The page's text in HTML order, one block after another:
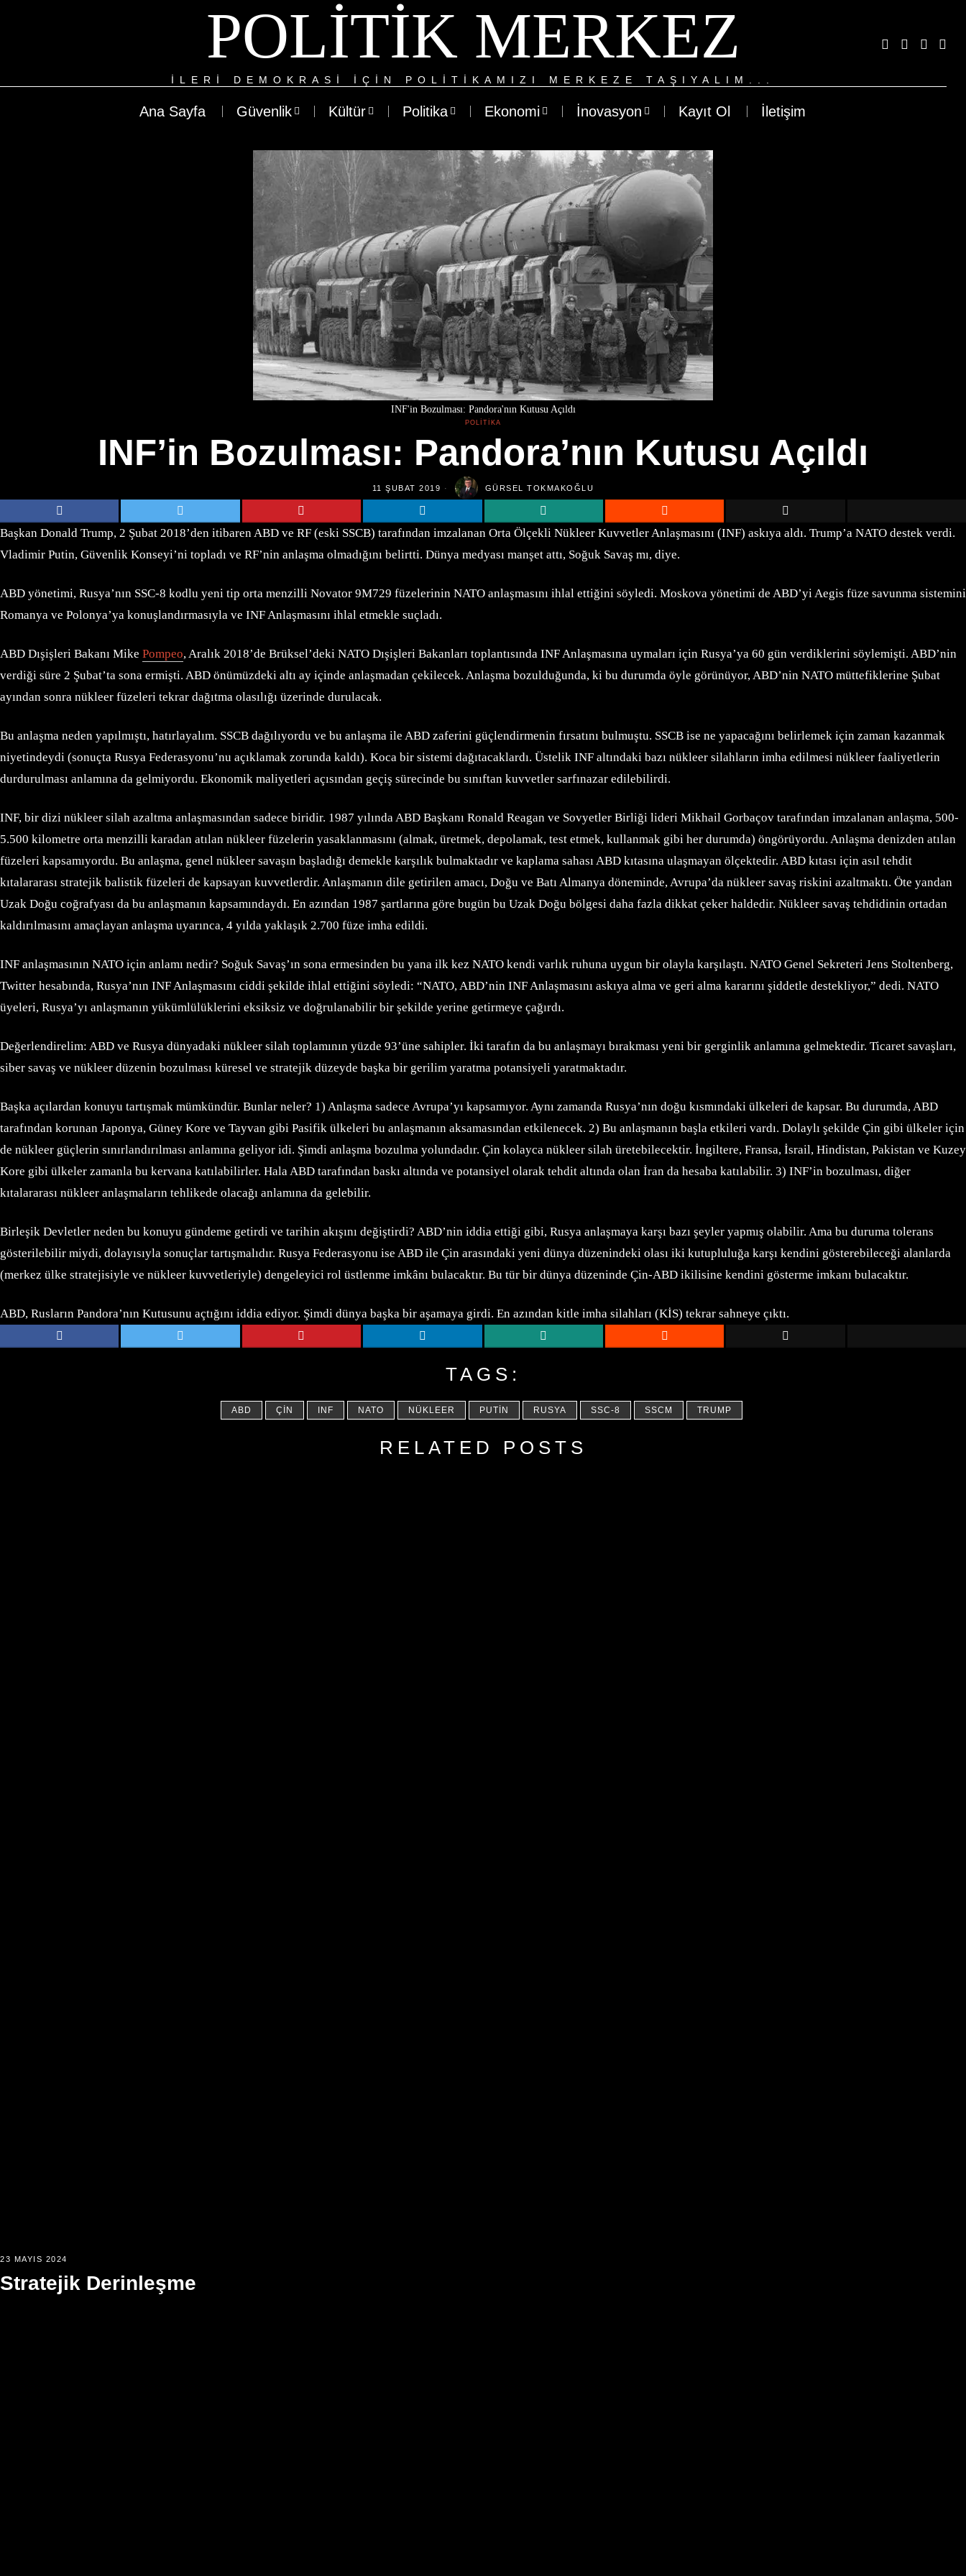
POLITIK MERKEZ
ILERI DEMOKRASI IÇIN POLITIKAMIZI MERKEZE TAŞIYALIM...
Ana Sayfa Güvenlik Kültür Politika Ekonomi İnovasyon Kayıt Ol İletişim
INF'in Bozulması: Pandora'nın Kutusu Açıldı
POLITIKA
INF’in Bozulması: Pandora’nın Kutusu Açıldı
11 ŞUBAT 2019 GÜRSEL TOKMAKOĞLU
Başkan Donald Trump, 2 Şubat 2018’den itibaren ABD ve RF (eski SSCB) tarafından imzalanan Orta Ölçekli Nükleer Kuvvetler Anlaşmasını (INF) askıya aldı. Trump’a NATO destek verdi.
Vladimir Putin, Güvenlik Konseyi’ni topladı ve RF’nin anlaşma olmadığını belirtti. Dünya medyası manşet attı, Soğuk Savaş mı, diye.
ABD yönetimi, Rusya’nın SSC-8 kodlu yeni tip orta menzilli Novator 9M729 füzelerinin NATO anlaşmasını ihlal ettiğini söyledi. Moskova yönetimi de ABD’yi Aegis füze savunma sistemini
Romanya ve Polonya’ya konuşlandırmasıyla ve INF Anlaşmasını ihlal etmekle suçladı.
ABD Dışişleri Bakanı Mike Pompeo, Aralık 2018’de Brüksel’deki NATO Dışişleri Bakanları toplantısında INF Anlaşmasına uymaları için Rusya’ya 60 gün verdiklerini söylemişti. ABD’nin
verdiği süre 2 Şubat’ta sona ermişti. ABD önümüzdeki altı ay içinde anlaşmadan çekilecek. Anlaşma bozulduğunda, ki bu durumda öyle görünüyor, ABD’nin NATO müttefiklerine Şubat
ayından sonra nükleer füzeleri tekrar dağıtma olasılığı üzerinde durulacak.
Bu anlaşma neden yapılmıştı, hatırlayalım. SSCB dağılıyordu ve bu anlaşma ile ABD zaferini güçlendirmenin fırsatını bulmuştu. SSCB ise ne yapacağını belirlemek için zaman kazanmak
niyetindeydi (sonuçta Rusya Federasyonu’nu açıklamak zorunda kaldı). Koca bir sistemi dağıtacaklardı. Üstelik INF altındaki bazı nükleer silahların imha edilmesi nükleer faaliyetlerin
durdurulması anlamına da gelmiyordu. Ekonomik maliyetleri açısından geçiş sürecinde bu sınıftan kuvvetler sarfınazar edilebilirdi.
INF, bir dizi nükleer silah azaltma anlaşmasından sadece biridir. 1987 yılında ABD Başkanı Ronald Reagan ve Sovyetler Birliği lideri Mikhail Gorbaçov tarafından imzalanan anlaşma, 500-
5.500 kilometre orta menzilli karadan atılan nükleer füzelerin yasaklanmasını (almak, üretmek, depolamak, test etmek, kullanmak gibi her durumda) öngörüyordu. Anlaşma denizden atılan
füzeleri kapsamıyordu. Bu anlaşma, genel nükleer savaşın başladığı demekle karşılık bulmaktadır ve kaplama sahası ABD kıtasına ulaşmayan ölçektedir. ABD kıtası için asıl tehdit
kıtalararası stratejik balistik füzeleri de kapsayan kuvvetlerdir. Anlaşmanın dile getirilen amacı, Doğu ve Batı Almanya döneminde, Avrupa’da nükleer savaş riskini azaltmaktı. Öte yandan
Uzak Doğu coğrafyası da bu anlaşmanın kapsamındaydı. En azından 1987 şartlarına göre bugün bu Uzak Doğu bölgesi daha fazla dikkat çeker haldedir. Nükleer savaş tehdidinin ortadan
kaldırılmasını amaçlayan anlaşma uyarınca, 4 yılda yaklaşık 2.700 füze imha edildi.
INF anlaşmasının NATO için anlamı nedir? Soğuk Savaş’ın sona ermesinden bu yana ilk kez NATO kendi varlık ruhuna uygun bir olayla karşılaştı. NATO Genel Sekreteri Jens Stoltenberg,
Twitter hesabında, Rusya’nın INF Anlaşmasını ciddi şekilde ihlal ettiğini söyledi: “NATO, ABD’nin INF Anlaşmasını askıya alma ve geri alma kararını şiddetle destekliyor,” dedi. NATO
üyeleri, Rusya’yı anlaşmanın yükümlülüklerini eksiksiz ve doğrulanabilir bir şekilde yerine getirmeye çağırdı.
Değerlendirelim: ABD ve Rusya dünyadaki nükleer silah toplamının yüzde 93’üne sahipler. İki tarafın da bu anlaşmayı bırakması yeni bir gerginlik anlamına gelmektedir. Ticaret savaşları,
siber savaş ve nükleer düzenin bozulması küresel ve stratejik düzeyde başka bir gerilim yaratma potansiyeli yaratmaktadır.
Başka açılardan konuyu tartışmak mümkündür. Bunlar neler? 1) Anlaşma sadece Avrupa’yı kapsamıyor. Aynı zamanda Rusya’nın doğu kısmındaki ülkeleri de kapsar. Bu durumda, ABD
tarafından korunan Japonya, Güney Kore ve Tayvan gibi Pasifik ülkeleri bu anlaşmanın aksamasından etkilenecek. 2) Bu anlaşmanın başla etkileri vardı. Dolaylı şekilde Çin gibi ülkeler için
de nükleer güçlerin sınırlandırılması anlamına geliyor idi. Şimdi anlaşma bozulma yolundadır. Çin kolayca nükleer silah üretebilecektir. İngiltere, Fransa, İsrail, Hindistan, Pakistan ve Kuzey
Kore gibi ülkeler zamanla bu kervana katılabilirler. Hala ABD tarafından baskı altında ve potansiyel olarak tehdit altında olan İran da hesaba katılabilir. 3) INF’in bozulması, diğer
kıtalararası nükleer anlaşmaların tehlikede olacağı anlamına da gelebilir.
Birleşik Devletler neden bu konuyu gündeme getirdi ve tarihin akışını değiştirdi? ABD’nin iddia ettiği gibi, Rusya anlaşmaya karşı bazı şeyler yapmış olabilir. Ama bu duruma tolerans
gösterilebilir miydi, dolayısıyla sonuçlar tartışmalıdır. Rusya Federasyonu ise ABD ile Çin arasındaki yeni dünya düzenindeki olası iki kutupluluğa karşı kendini gösterebileceği alanlarda
(merkez ülke stratejisiyle ve nükleer kuvvetleriyle) dengeleyici rol üstlenme imkânı bulacaktır. Bu tür bir dünya düzeninde Çin-ABD ikilisine kendini gösterme imkanı bulacaktır.
ABD, Rusların Pandora’nın Kutusunu açtığını iddia ediyor. Şimdi dünya başka bir aşamaya girdi. En azından kitle imha silahları (KİS) tekrar sahneye çıktı.
TAGS:
ABD ÇIN INF NATO NÜKLEER PUTIN RUSYA SSC-8 SSCM TRUMP
RELATED POSTS
23 MAYIS 2024
Stratejik Derinleşme